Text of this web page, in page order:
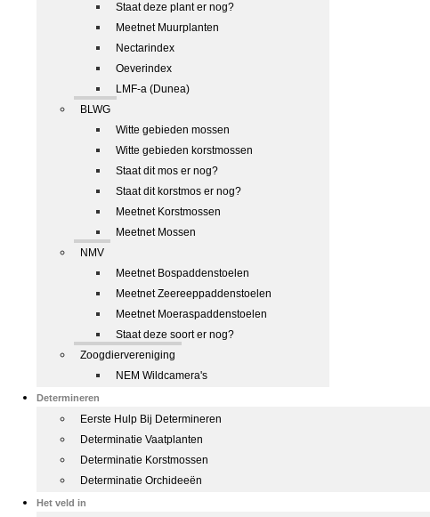
Staat deze plant er nog?
Meetnet Muurplanten
Nectarindex
Oeverindex
LMF-a (Dunea)
BLWG
Witte gebieden mossen
Witte gebieden korstmossen
Staat dit mos er nog?
Staat dit korstmos er nog?
Meetnet Korstmossen
Meetnet Mossen
NMV
Meetnet Bospaddenstoelen
Meetnet Zeereeppaddenstoelen
Meetnet Moeraspaddenstoelen
Staat deze soort er nog?
Zoogdiervereniging
NEM Wildcamera's
Determineren
Eerste Hulp Bij Determineren
Determinatie Vaatplanten
Determinatie Korstmossen
Determinatie Orchideeën
Het veld in